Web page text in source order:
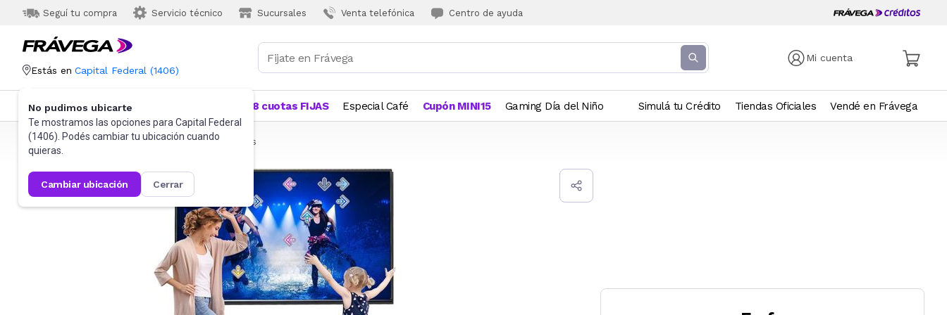
Seguí tu compra Servicio técnico Sucursales Venta telefónica Centro de ayuda
Mi cuenta
Estás en Capital Federal (1406)
No pudimos ubicarte
Te mostramos las opciones para Capital Federal
(1406). Podés cambiar tu ubicación cuando
quieras.
cambiar ubicación cerrar
Categorías Más Vendidos 18 cuotas FIJAS Especial Café Cupón MINI15 Gaming Día del Niño Simulá tu Crédito Tiendas Oficiales Vendé en Frávega
Frávega Juguetes y Juegos Juguetes Electrónicos